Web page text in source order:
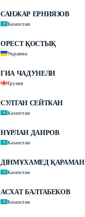
САНЖАР ЕРНИЯЗОВ
Казахстан
ОРЕСТ ҚОСТЫҚ
Украина
ГИА ЧАДУНЕЛИ
Грузия
СУЛТАН СЕЙТКАН
Казахстан
НҰРЛАН ДАИРОВ
Казахстан
ДІНМҰХАМЕД ҚАРАМАН
Казахстан
АСХАТ БАЛТАБЕКОВ
Казахстан